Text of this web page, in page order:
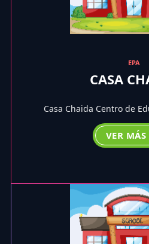
EPA
CASA
Casa Chaida Centro de
VER MÁS